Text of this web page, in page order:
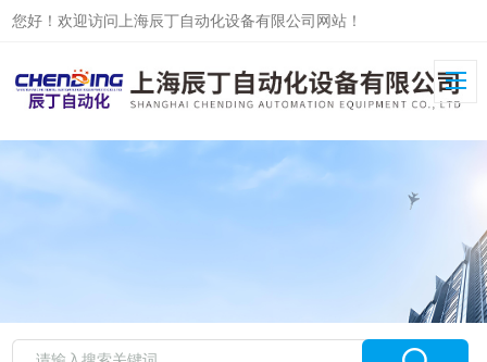
您好！欢迎访问上海辰丁自动化设备有限公司网站！